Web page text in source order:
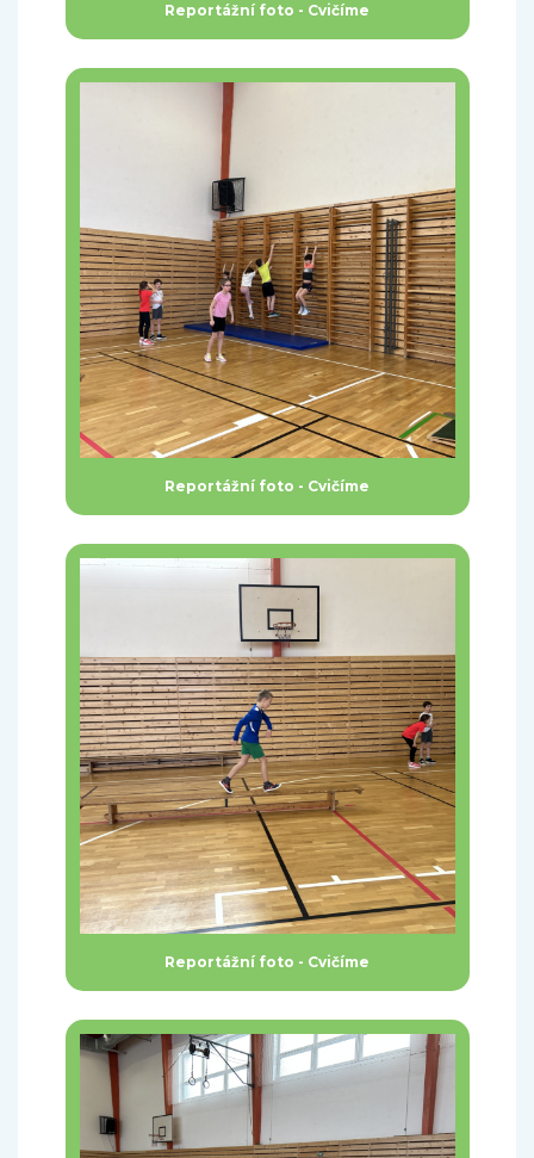
Reportážní foto - Cvičíme
Reportážní foto - Cvičíme
Reportážní foto - Cvičíme